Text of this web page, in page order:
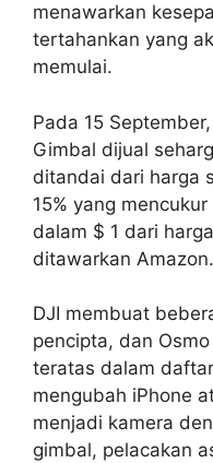
menawarkan
tertahankan yang
memulai.
Pada 15
Gimbal dijual
ditandai dari harga
15% yang
dalam $ 1 dari
ditawarkan Amazon.
DJI membuat
pencipta, dan
teratas dalam
mengubah iPhone
menjadi kamera
gimbal, pelacakan